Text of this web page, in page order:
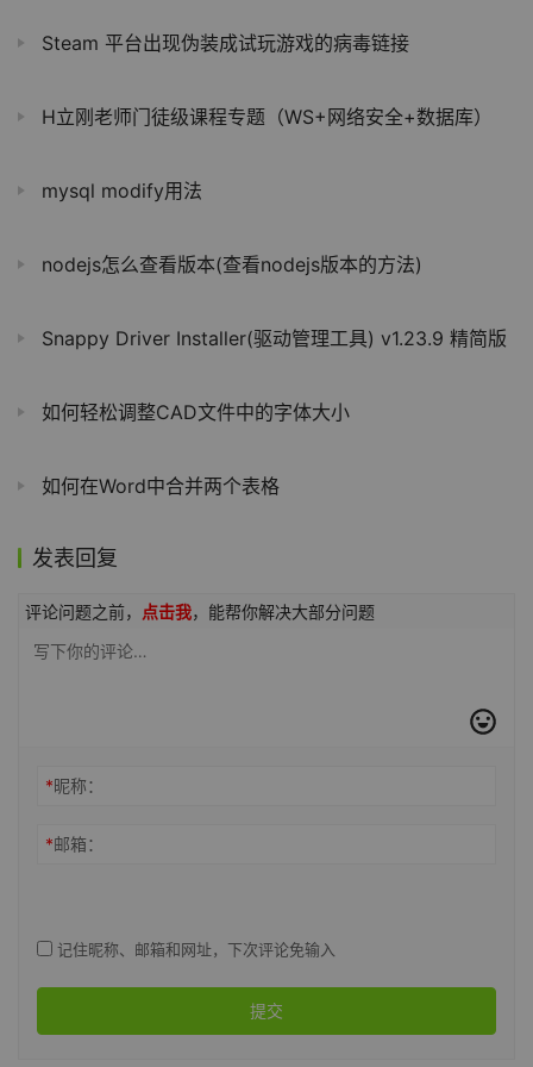
Steam 平台出现伪装成试玩游戏的病毒链接
H立刚老师门徒级课程专题（WS+网络安全+数据库）
mysql modify用法
nodejs怎么查看版本(查看nodejs版本的方法)
Snappy Driver Installer(驱动管理工具) v1.23.9 精简版
如何轻松调整CAD文件中的字体大小
如何在Word中合并两个表格
发表回复
评论问题之前， 点击我，能帮你解决大部分问题
*昵称：
*邮箱：
记住昵称、邮箱和网址，下次评论免输入
提交